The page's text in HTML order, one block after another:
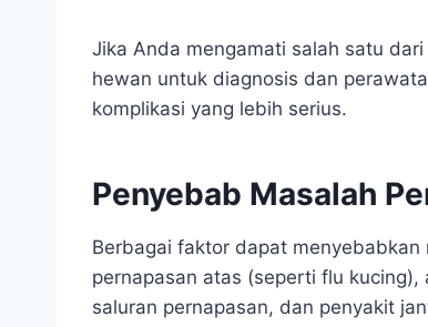
Jika Anda mengamati salah satu
hewan untuk diagnosis dan
komplikasi yang lebih serius.
Penyebab Masalah
Berbagai faktor dapat
pernapasan atas (seperti flu
saluran pernapasan, dan penyakit